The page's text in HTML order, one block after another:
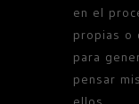
en el
propias o
para
pensar